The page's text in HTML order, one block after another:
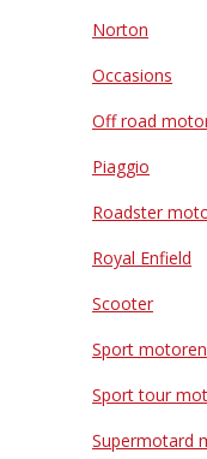
Norton
Occasions
Off road
Piaggio
Roadster
Royal Enfield
Scooter
Sport motoren
Sport tour
Supermotard